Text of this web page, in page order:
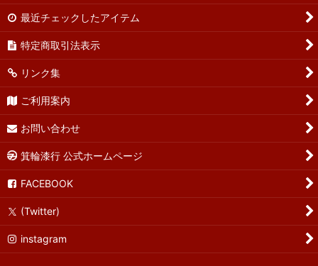
最近チェックしたアイテム
特定商取引法表示
リンク集
ご利用案内
お問い合わせ
箕輪漆行 公式ホームページ
FACEBOOK
(Twitter)
instagram